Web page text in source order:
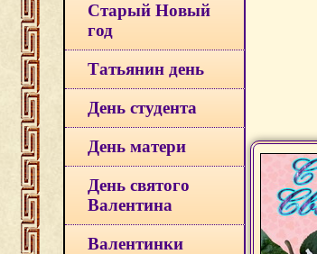
Старый Новый
год
Татьянин день
День студента
День матери
День святого
Валентина
Валентинки